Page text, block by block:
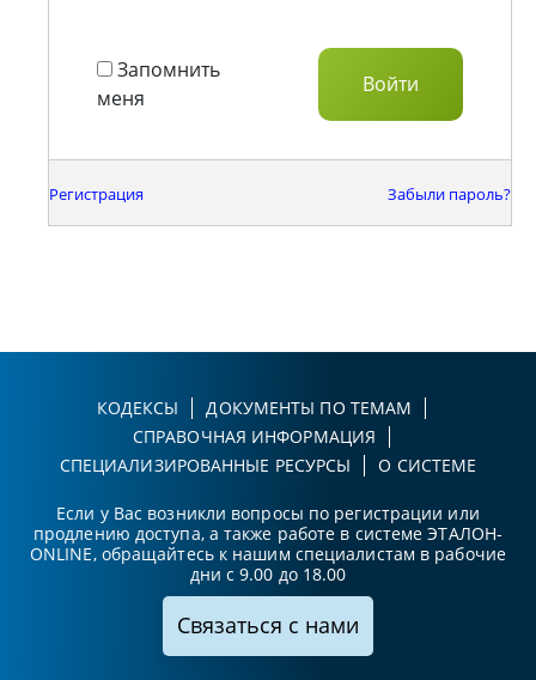
Запомнить
меня
Регистрация Забыли пароль?
КОДЕКСЫ
ДОКУМЕНТЫ ПО ТЕМАМ
СПРАВОЧНАЯ ИНФОРМАЦИЯ
СПЕЦИАЛИЗИРОВАННЫЕ РЕСУРСЫ
О СИСТЕМЕ
Если у Вас возникли вопросы по регистрации или
продлению доступа, а также работе в системе ЭТАЛОН-
ONLINE, обращайтесь к нашим специалистам в рабочие
дни с 9.00 до 18.00
Связаться с нами